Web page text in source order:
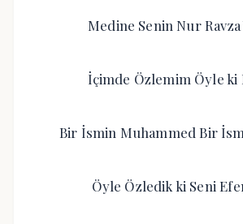
Medine Senin Nur
İçimde Özlemim Öyle ki
Bir İsmin Muhammed Bir
Öyle Özledik ki Seni